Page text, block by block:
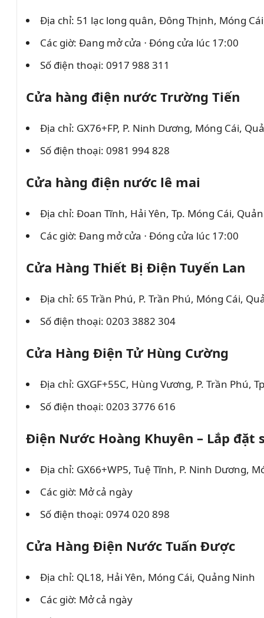
Địa chỉ: 51 lạc long quân, Đông Thịnh, Móng
Các giờ: Đang mở cửa ⋅ Đóng cửa lúc 17:00
Số điện thoại: 0917 988 311
Cửa hàng điện nước Trường Tiến
Địa chỉ: GX76+FP, P. Ninh Dương, Móng Cái,
Số điện thoại: 0981 994 828
Cửa hàng điện nước lê mai
Địa chỉ: Đoan Tĩnh, Hải Yên, Tp. Móng Cái,
Các giờ: Đang mở cửa ⋅ Đóng cửa lúc 17:00
Cửa Hàng Thiết Bị Điện Tuyến Lan
Địa chỉ: 65 Trần Phú, P. Trần Phú, Móng Cái,
Số điện thoại: 0203 3882 304
Cửa Hàng Điện Tử Hùng Cường
Địa chỉ: GXGF+55C, Hùng Vương, P. Trần Phú,
Số điện thoại: 0203 3776 616
Điện Nước Hoàng Khuyên – Lắp
Địa chỉ: GX66+WP5, Tuệ Tĩnh, P. Ninh Dương,
Các giờ: Mở cả ngày
Số điện thoại: 0974 020 898
Cửa Hàng Điện Nước Tuấn Được
Địa chỉ: QL18, Hải Yên, Móng Cái, Quảng Ninh
Các giờ: Mở cả ngày